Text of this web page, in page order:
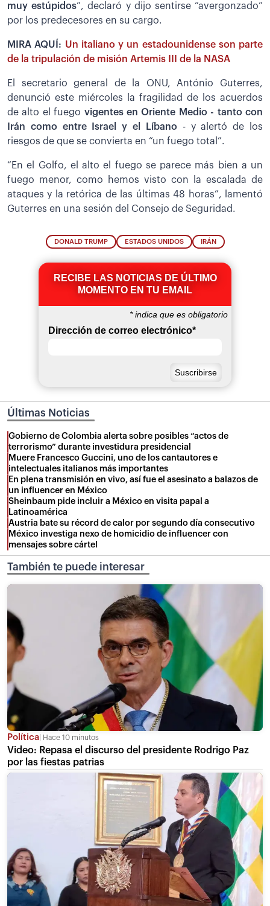
muy estúpidos”, declaró y dijo sentirse “avergonzado”
por los predecesores en su cargo.
MIRA AQUÍ: Un italiano y un estadounidense son parte
de la tripulación de misión Artemis III de la NASA
El secretario general de la ONU, António Guterres,
denunció este miércoles la fragilidad de los acuerdos
de alto el fuego vigentes en Oriente Medio - tanto con
Irán como entre Israel y el Líbano- y alertó de los
riesgos de que se convierta en “un fuego total”.
“En el Golfo, el alto el fuego se parece más bien a un
fuego menor, como hemos visto con la escalada de
ataques y la retórica de las últimas 48 horas”, lamentó
Guterres en una sesión del Consejo de Seguridad.
DONALD TRUMP ESTADOS UNIDOS IRÁN
RECIBE LAS NOTICIAS DE ÚLTIMO
MOMENTO EN TU EMAIL
*indica que es obligatorio
Dirección de correo electrónico*
Últimas Noticias
Gobierno de Colombia alerta sobre posibles “actos de
terrorismo” durante investidura presidencial
Muere Francesco Guccini, uno de los cantautores e
intelectuales italianos más importantes
En plena transmisión en vivo, así fue el asesinato a balazos de
un influencer en México
Sheinbaum pide incluir a México en visita papal a
Latinoamérica
Austria bate su récord de calor por segundo día consecutivo
México investiga nexo de homicidio de influencer con
mensajes sobre cártel
También te puede interesar
Política Hace 10 minutos
Video: Repasa el discurso del presidente Rodrigo Paz
por las fiestas patrias